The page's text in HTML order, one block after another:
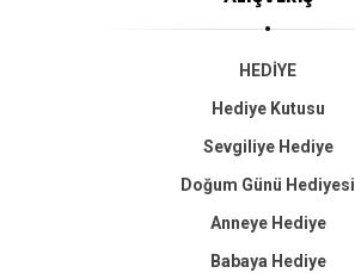
HEDİYE
Hediye Kutusu
Sevgiliye Hediye
Doğum Günü Hediyesi
Anneye Hediye
Babaya Hediye